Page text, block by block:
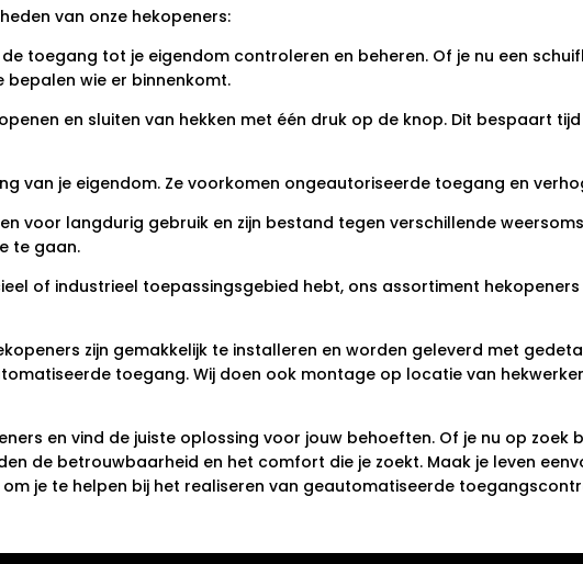
van onze hekopeners:
toegang tot je eigendom controleren en beheren. Of je nu een
bepalen wie er binnenkomt.
en sluiten van hekken met één druk op de knop. Dit bespaart
van je eigendom. Ze voorkomen ongeautoriseerde toegang en
voor langdurig gebruik en zijn bestand tegen verschillende
te gaan.
of industrieel toepassingsgebied hebt, ons assortiment
zijn gemakkelijk te installeren en worden geleverd met
toegang. Wij doen ook montage op locatie van
en vind de juiste oplossing voor jouw behoeften. Of je nu op zoek
de betrouwbaarheid en het comfort die je zoekt. Maak je leven
je te helpen bij het realiseren van geautomatiseerde